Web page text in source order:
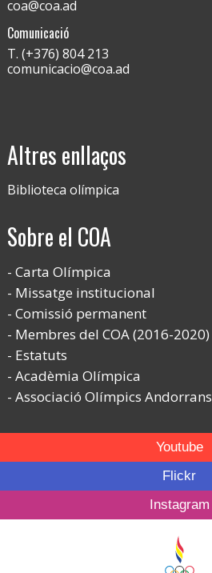
coa@coa.ad
Comunicació
T. (+376) 804 213
comunicacio@coa.ad
Altres enllaços
Biblioteca olímpica
Sobre el COA
Carta Olímpica
Missatge institucional
Comissió permanent
Membres del COA (2016-2020)
Estatuts
Acadèmia Olímpica
Associació Olímpics Andorrans
Youtube
Flickr
Instagram